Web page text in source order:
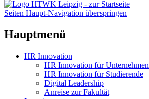
Seiten Haupt-Navigation überspringen
Hauptmenü
HR Innovation
HR Innovation für Unternehmen
HR Innovation für Studierende
Digital Leadership
Anreise zur Fakultät